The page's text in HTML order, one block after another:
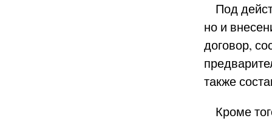
Под
но и
договор,
также
Кроме